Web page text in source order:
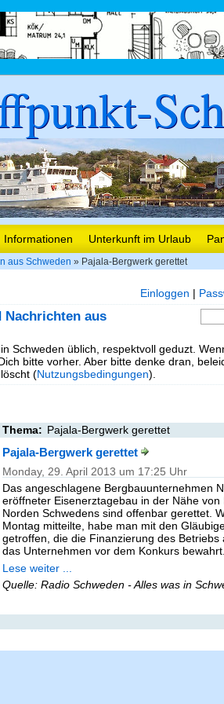
Informationen Unterkunft im Urlaub
aus Schweden » Pajala-Bergwerk gerettet
Einloggen |
Nachrichten aus
Schweden üblich, respektvoll geduzt.
bitte vorher. Aber bitte denke dran,
(Nutzungsbedingungen).
Thema: Pajala-Bergwerk gerettet
Pajala-Bergwerk gerettet
Monday, 29. April 2013 um 17:25 Uhr
Das angeschlagene Bergbauunternehmen
eröffneter Eisenerztagebau in der Nähe
Norden Schwedens sind offenbar gerettet.
Montag mitteilte, habe man mit den
getroffen, die die Finanzierung des Betriebs
das Unternehmen vor dem Konkurs bewahrt.
Lese weiter ...
Quelle: Radio Schweden - Alles was in